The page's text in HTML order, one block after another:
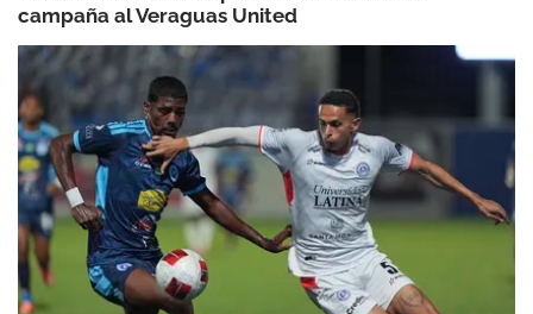
campaña al Veraguas United